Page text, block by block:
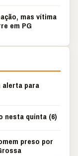
mas vítima
em PG
alerta para
nesta quinta (6)
preso por